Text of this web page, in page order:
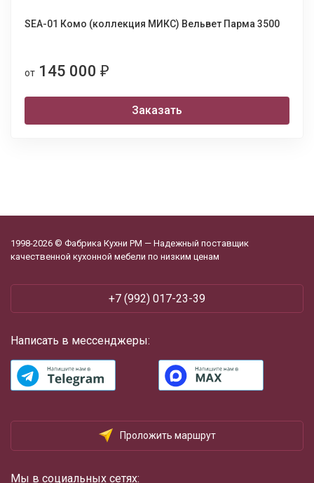
SEA-01 Комо (коллекция МИКС) Вельвет Парма 3500
от 145 000 ₽
Заказать
1998-2026 © Фабрика Кухни РМ — Надежный поставщик
качественной кухонной мебели по низким ценам
+7 (992) 017-23-39
Написать в мессенджеры:
Проложить маршрут
Мы в социальных сетях: